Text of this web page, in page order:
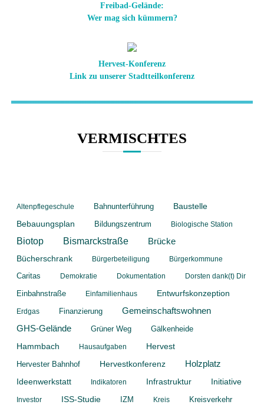
Freibad-Gelände:
Wer mag sich kümmern?
Hervest-Konferenz
Link zu unserer Stadtteilkonferenz
VERMISCHTES
Altenpflegeschule Bahnunterführung Baustelle
Bebauungsplan Bildungszentrum Biologische Station
Biotop Bismarckstraße
Brücke
Bücherschrank
Bürgerbeteiligung Bürgerkommune
Caritas Demokratie Dokumentation Dorsten dank(t) Dir
Einbahnstraße Einfamilienhaus Entwurfskonzeption
Erdgas Finanzierung
Gemeinschaftswohnen
GHS-Gelände
Grüner Weg Gälkenheide
Hammbach Hausaufgaben
Hervest
Hervester Bahnhof
Hervestkonferenz
Holzplatz
Ideenwerkstatt
Indikatoren Infrastruktur Initiative
Investor ISS-Studie IZM Kreis
Kreisverkehr